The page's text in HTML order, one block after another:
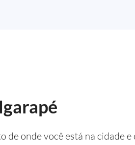
onde você está na cidade e